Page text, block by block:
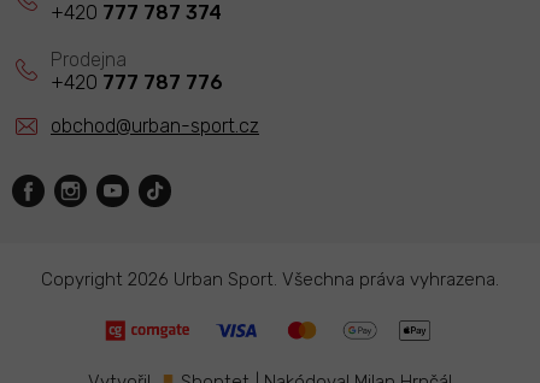
obchod@urban-sport.cz
+420 777 787 374
+420 777 787 776
Copyright 2026 Urban Sport. Všechna práva vyhrazena.